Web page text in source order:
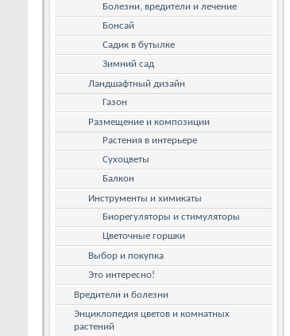
Болезни, вредители и лечение
Бонсай
Садик в бутылке
Зимний сад
Ландшафтный дизайн
Газон
Размещение и композиции
Растения в интерьере
Сухоцветы
Балкон
Инструменты и химикаты
Биорегуляторы и стимуляторы
Цветочные горшки
Выбор и покупка
Это интересно!
Вредители и болезни
Энциклопедия цветов и комнатных
растений